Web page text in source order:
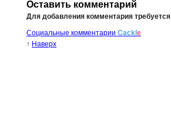
Оставить комментарий
Для добавления комментария требуется
Социальные комментарии Cackl e
↑ Наверх